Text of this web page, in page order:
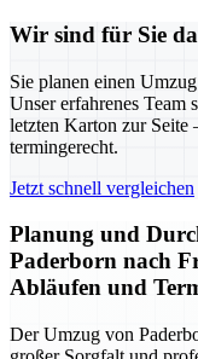
Wir sind für Sie da
Sie planen einen
Unser erfahrenes Team
letzten Karton zur Seite
termingerecht.
Jetzt schnell vergleichen
Planung und
Paderborn nach
Abläufen und
Der Umzug von